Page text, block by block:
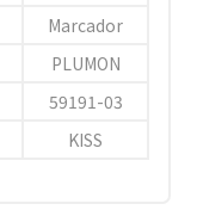
Marcador
PLUMON
59191-03
KISS